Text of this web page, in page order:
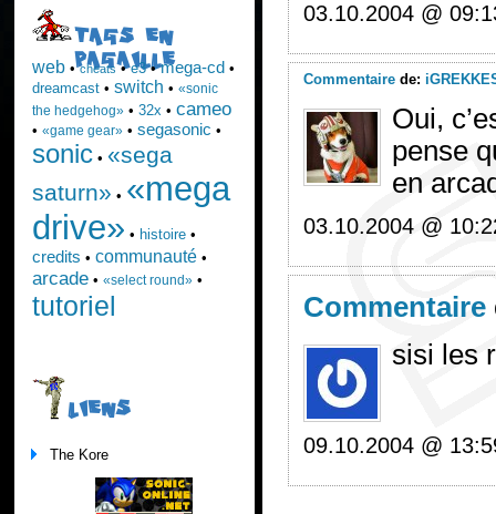
03.10.2004 @
Commentaire de:
Oui,
pense
en
03.10.2004 @
Commentaire
sisi les
09.10.2004 @
TAGS EN
PAGAILLE
web•cheats•e3•mega-cd •
dreamcast• switch • «sonic
the hedgehog»• 32x • cameo
• «game gear»• segasonic •
sonic• «sega
saturn» • «mega
drive» • histoire•
credits • communauté•
arcade• «select round»•
tutoriel
LIENS
The Kore